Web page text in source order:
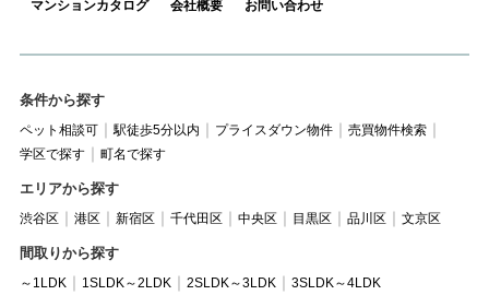
マンションカタログ
会社概要 お問い合わせ
条件から探す
ペット相談可 駅徒歩5分以内 プライスダウン物件
売買物件検索
学区で探す
町名で探す
エリアから探す
渋谷区 港区 新宿区 千代田区 中央区 目黒区 品川区 文京区
間取りから探す
～1LDK 1SLDK～2LDK 2SLDK～3LDK 3SLDK～4LDK